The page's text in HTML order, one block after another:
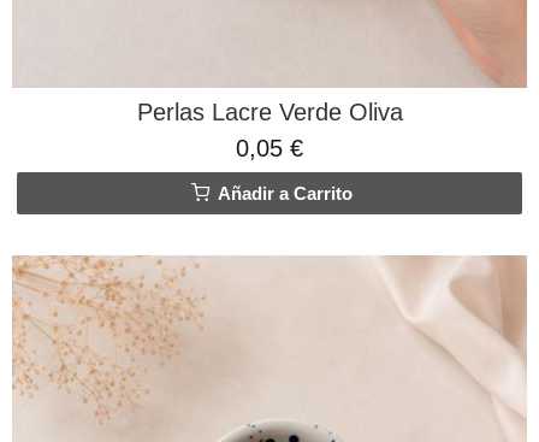
Perlas Lacre Verde Oliva
0,05 €
Añadir a Carrito